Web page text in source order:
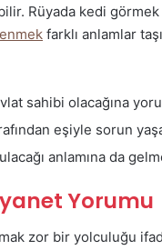
Rüyada kedi
farklı anlamlar
sahibi olacağına
eşiyle sorun
anlamına da
Yorumu
zor bir yolculuğu